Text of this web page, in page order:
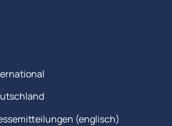
(englisch)